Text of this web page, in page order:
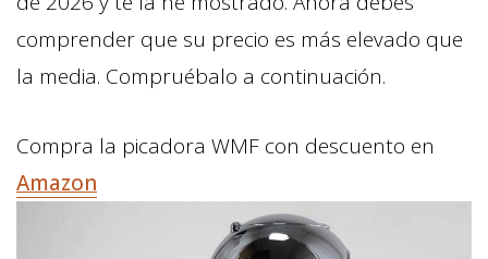
comprender que su precio es más elevado que
la media. Compruébalo a continuación.
Compra la picadora WMF con descuento en
Amazon